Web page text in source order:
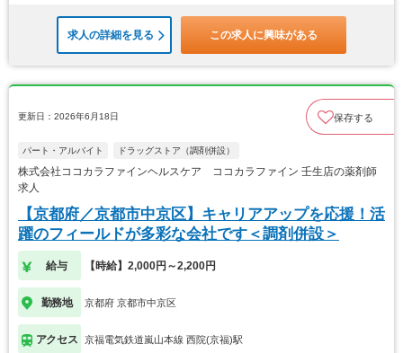
求人の詳細を見る この求人に興味がある
更新日：2026年6月18日 保存する
パート・アルバイト ドラッグストア（調剤併設）
株式会社ココカラファインヘルスケア ココカラファイン 壬生店の薬剤師
求人
【京都府／京都市中京区】キャリアアップを応援！活
躍のフィールドが多彩な会社です＜調剤併設＞
給与 【時給】2,000円～2,200円
勤務地 京都府 京都市中京区
アクセス 京福電気鉄道嵐山本線 西院(京福)駅